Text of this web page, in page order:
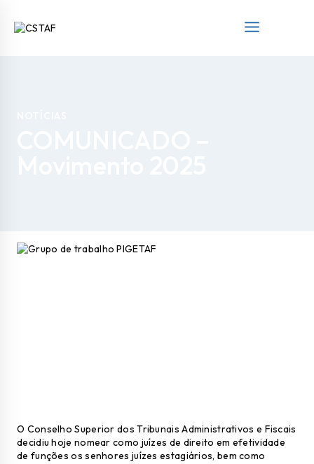
O Conselho Superior dos Tribunais Administrativos e Fiscais
decidiu hoje nomear como juízes de direito em efetividade
de funções os senhores juízes estagiários, bem como